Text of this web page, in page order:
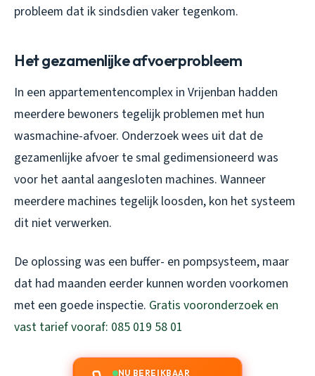
probleem dat ik sindsdien vaker tegenkom.
Het gezamenlijke afvoerprobleem
In een appartementencomplex in Vrijenban hadden
meerdere bewoners tegelijk problemen met hun
wasmachine-afvoer. Onderzoek wees uit dat de
gezamenlijke afvoer te smal gedimensioneerd was
voor het aantal aangesloten machines. Wanneer
meerdere machines tegelijk loosden, kon het systeem
dit niet verwerken.
De oplossing was een buffer- en pompsysteem, maar
dat had maanden eerder kunnen worden voorkomen
met een goede inspectie. Gratis vooronderzoek en
vast tarief vooraf: 085 019 58 01
NU BEREIKBAAR